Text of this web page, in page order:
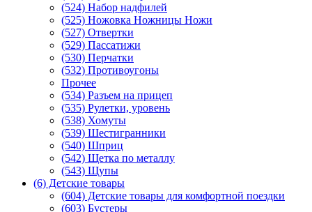
(524) Набор надфилей
(525) Ножовка Ножницы Ножи
(527) Отвертки
(529) Пассатижи
(530) Перчатки
(532) Противоугоны
Прочее
(534) Разъем на прицеп
(535) Рулетки, уровень
(538) Хомуты
(539) Шестигранники
(540) Шприц
(542) Щетка по металлу
(543) Щупы
(6) Детские товары
(604) Детские товары для комфортной поездки
(603) Бустеры